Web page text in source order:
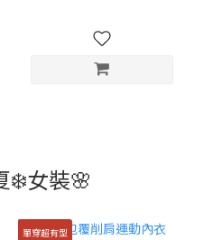
❄️女裝🌸
單穿超有型